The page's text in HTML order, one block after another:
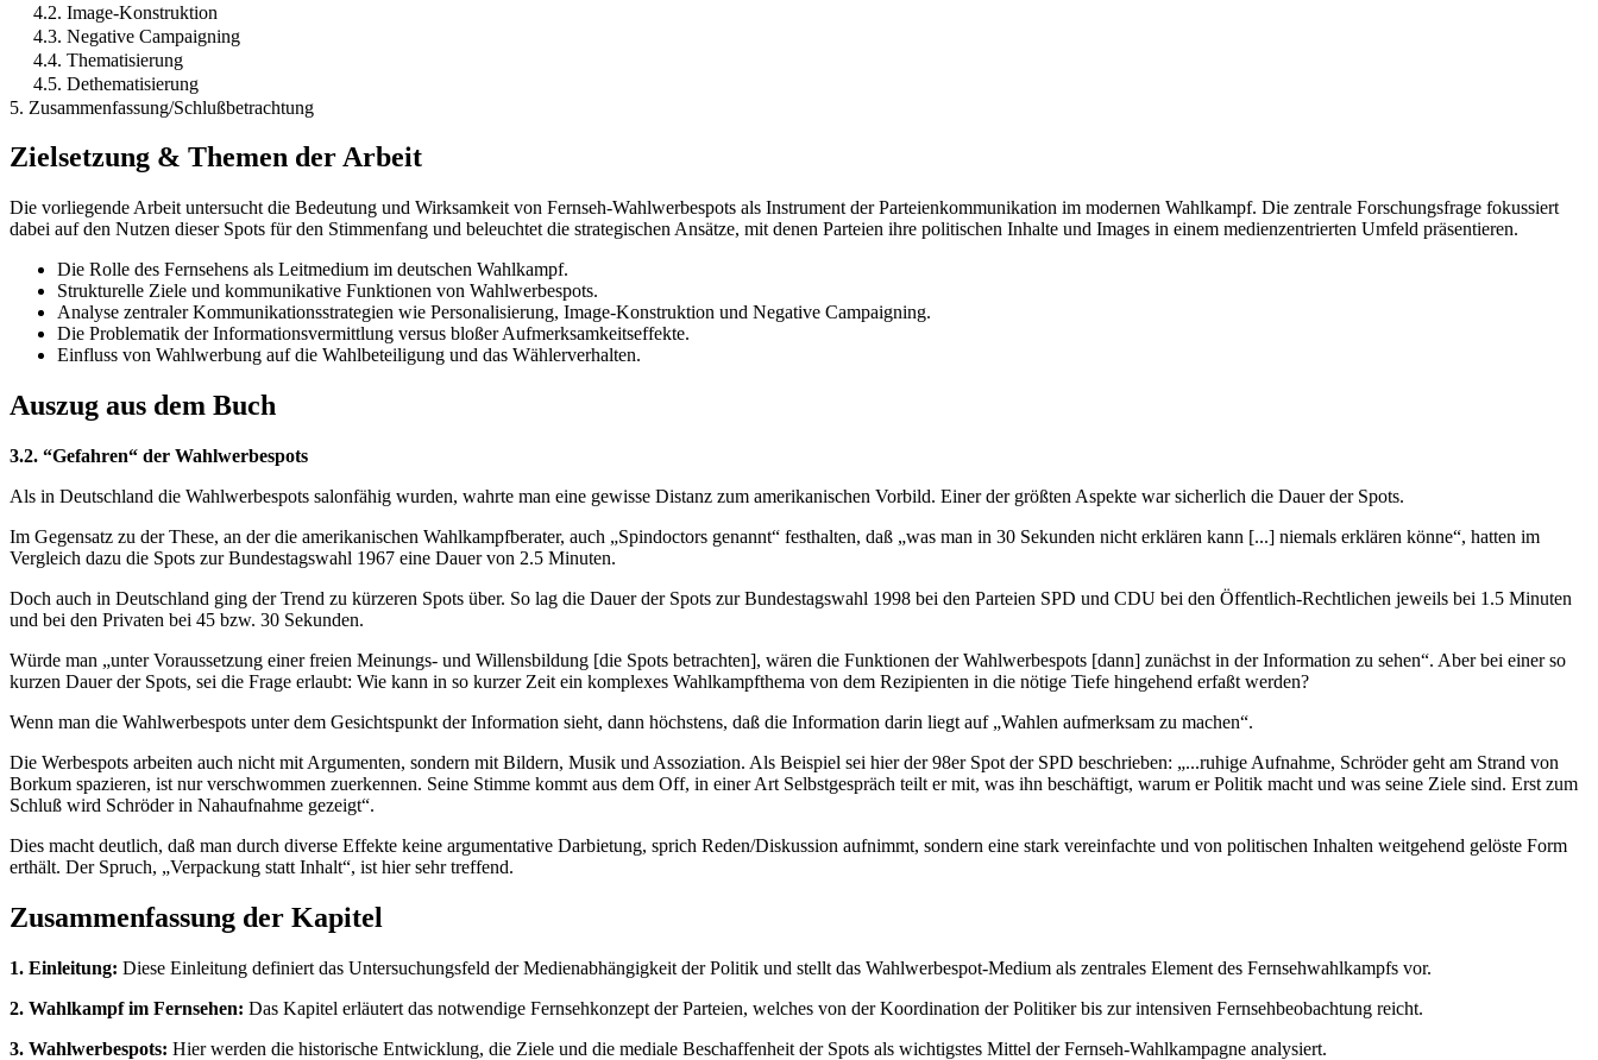
4.2. Image-Konstruktion
4.3. Negative Campaigning
4.4. Thematisierung
4.5. Dethematisierung
5. Zusammenfassung/Schlußbetrachtung
Zielsetzung & Themen der Arbeit
Die vorliegende Arbeit untersucht die Bedeutung und Wirksamkeit von Fernseh-Wahlwerbespots als Instrument der Parteienkommunikation im modernen Wahlkampf. Die zentrale Forschungsfrage fokussiert
dabei auf den Nutzen dieser Spots für den Stimmenfang und beleuchtet die strategischen Ansätze, mit denen Parteien ihre politischen Inhalte und Images in einem medienzentrierten Umfeld präsentieren.
Die Rolle des Fernsehens als Leitmedium im deutschen Wahlkampf.
Strukturelle Ziele und kommunikative Funktionen von Wahlwerbespots.
Analyse zentraler Kommunikationsstrategien wie Personalisierung, Image-Konstruktion und Negative Campaigning.
Die Problematik der Informationsvermittlung versus bloßer Aufmerksamkeitseffekte.
Einfluss von Wahlwerbung auf die Wahlbeteiligung und das Wählerverhalten.
Auszug aus dem Buch
3.2. “Gefahren“ der Wahlwerbespots
Als in Deutschland die Wahlwerbespots salonfähig wurden, wahrte man eine gewisse Distanz zum amerikanischen Vorbild. Einer der größten Aspekte war sicherlich die Dauer der Spots.
Im Gegensatz zu der These, an der die amerikanischen Wahlkampfberater, auch „Spindoctors genannt“ festhalten, daß „was man in 30 Sekunden nicht erklären kann [...] niemals erklären könne“, hatten im
Vergleich dazu die Spots zur Bundestagswahl 1967 eine Dauer von 2.5 Minuten.
Doch auch in Deutschland ging der Trend zu kürzeren Spots über. So lag die Dauer der Spots zur Bundestagswahl 1998 bei den Parteien SPD und CDU bei den Öffentlich-Rechtlichen jeweils bei 1.5 Minuten
und bei den Privaten bei 45 bzw. 30 Sekunden.
Würde man „unter Voraussetzung einer freien Meinungs- und Willensbildung [die Spots betrachten], wären die Funktionen der Wahlwerbespots [dann] zunächst in der Information zu sehen“. Aber bei einer so
kurzen Dauer der Spots, sei die Frage erlaubt: Wie kann in so kurzer Zeit ein komplexes Wahlkampfthema von dem Rezipienten in die nötige Tiefe hingehend erfaßt werden?
Wenn man die Wahlwerbespots unter dem Gesichtspunkt der Information sieht, dann höchstens, daß die Information darin liegt auf „Wahlen aufmerksam zu machen“.
Die Werbespots arbeiten auch nicht mit Argumenten, sondern mit Bildern, Musik und Assoziation. Als Beispiel sei hier der 98er Spot der SPD beschrieben: „...ruhige Aufnahme, Schröder geht am Strand von
Borkum spazieren, ist nur verschwommen zuerkennen. Seine Stimme kommt aus dem Off, in einer Art Selbstgespräch teilt er mit, was ihn beschäftigt, warum er Politik macht und was seine Ziele sind. Erst zum
Schluß wird Schröder in Nahaufnahme gezeigt“.
Dies macht deutlich, daß man durch diverse Effekte keine argumentative Darbietung, sprich Reden/Diskussion aufnimmt, sondern eine stark vereinfachte und von politischen Inhalten weitgehend gelöste Form
erthält. Der Spruch, „Verpackung statt Inhalt“, ist hier sehr treffend.
Zusammenfassung der Kapitel
1. Einleitung: Diese Einleitung definiert das Untersuchungsfeld der Medienabhängigkeit der Politik und stellt das Wahlwerbespot-Medium als zentrales Element des Fernsehwahlkampfs vor.
2. Wahlkampf im Fernsehen: Das Kapitel erläutert das notwendige Fernsehkonzept der Parteien, welches von der Koordination der Politiker bis zur intensiven Fernsehbeobachtung reicht.
3. Wahlwerbespots: Hier werden die historische Entwicklung, die Ziele und die mediale Beschaffenheit der Spots als wichtigstes Mittel der Fernseh-Wahlkampagne analysiert.